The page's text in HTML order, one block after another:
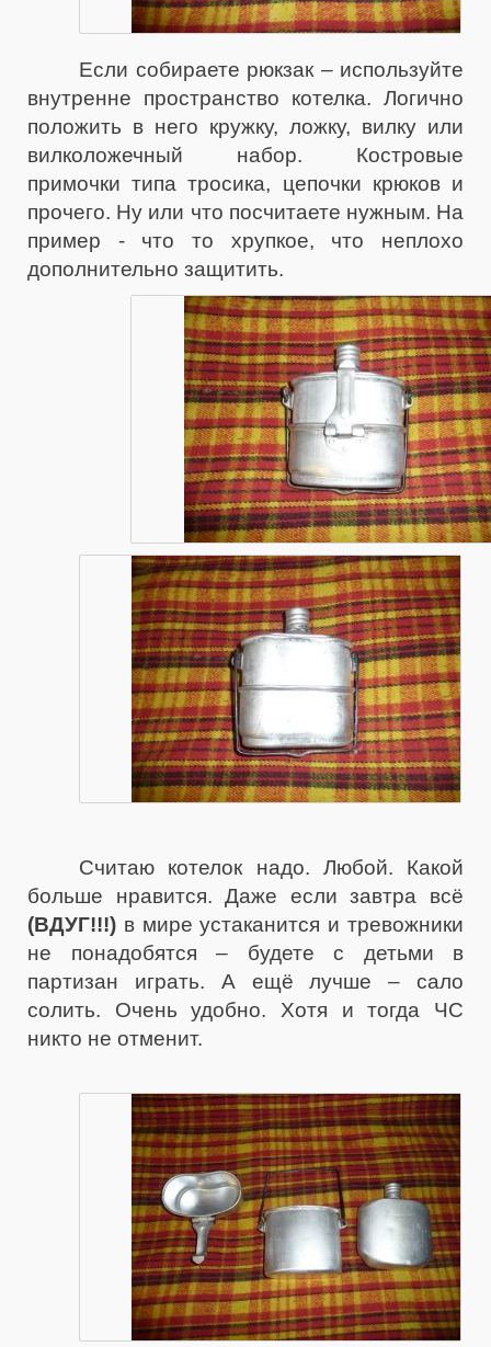
Если собираете рюкзак – используйте
внутренне пространство котелка. Логично
положить в него кружку, ложку, вилку или
вилколожечный набор. Костровые
примочки типа тросика, цепочки крюков и
прочего. Ну или что посчитаете нужным. На
пример - что то хрупкое, что неплохо
дополнительно защитить.
Считаю котелок надо. Любой. Какой
больше нравится. Даже если завтра всё
(ВДУГ!!!) в мире устаканится и тревожники
не понадобятся – будете с детьми в
партизан играть. А ещё лучше – сало
солить. Очень удобно. Хотя и тогда ЧС
никто не отменит.